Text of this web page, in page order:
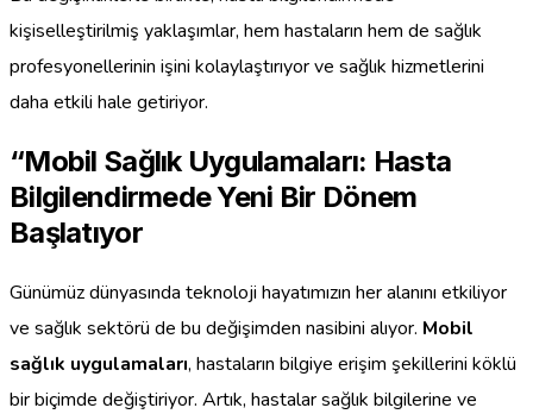
kişiselleştirilmiş yaklaşımlar, hem hastaların hem de sağlık
profesyonellerinin işini kolaylaştırıyor ve sağlık hizmetlerini
daha etkili hale getiriyor.
“Mobil Sağlık Uygulamaları: Hasta
Bilgilendirmede Yeni Bir Dönem
Başlatıyor
Günümüz dünyasında teknoloji hayatımızın her alanını etkiliyor
ve sağlık sektörü de bu değişimden nasibini alıyor. Mobil
sağlık uygulamaları, hastaların bilgiye erişim şekillerini köklü
bir biçimde değiştiriyor. Artık, hastalar sağlık bilgilerine ve